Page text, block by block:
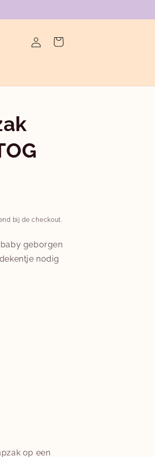
Inloggen
Winkelwagen
bij de checkout.
geborgen
nodig
op een